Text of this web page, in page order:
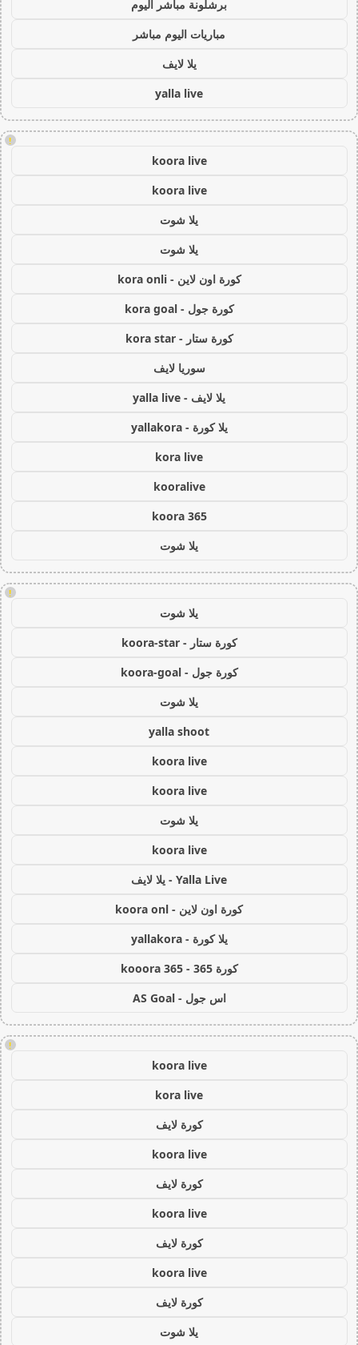
برشلونة مباشر اليوم
مباريات اليوم مباشر
يلا لايف
yalla live
!
koora live
koora live
يلا شوت
يلا شوت
كورة اون لاين - kora onli
كورة جول - kora goal
كورة ستار - kora star
سوريا لايف
يلا لايف - yalla live
يلا كورة - yallakora
kora live
kooralive
koora 365
يلا شوت
!
يلا شوت
كورة ستار - koora-star
كورة جول - koora-goal
يلا شوت
yalla shoot
koora live
koora live
يلا شوت
koora live
Yalla Live - يلا لايف
كورة اون لاين - koora onl
يلا كورة - yallakora
كورة 365 - kooora 365
اس جول - AS Goal
!
koora live
kora live
كورة لايف
koora live
كورة لايف
koora live
كورة لايف
koora live
كورة لايف
يلا شوت